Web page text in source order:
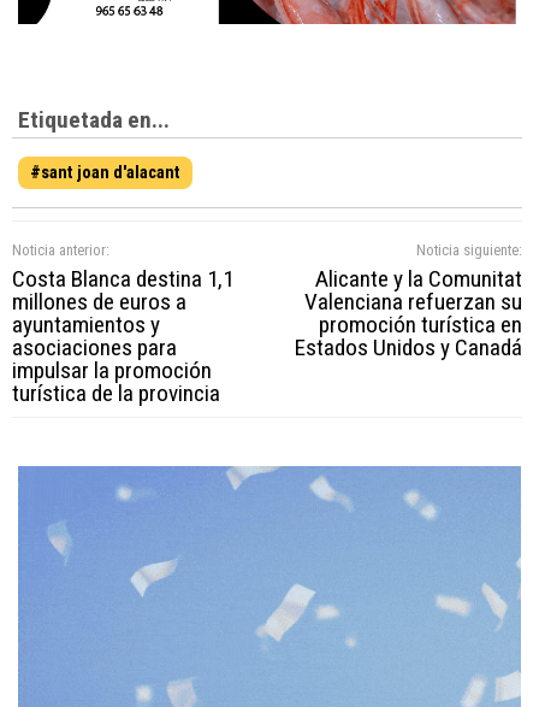
Etiquetada en...
#sant joan d'alacant
Noticia anterior:
Costa Blanca destina 1,1
millones de euros a
ayuntamientos y
asociaciones para
impulsar la promoción
turística de la provincia
Noticia siguiente:
Alicante y la Comunitat
Valenciana refuerzan su
promoción turística en
Estados Unidos y Canadá